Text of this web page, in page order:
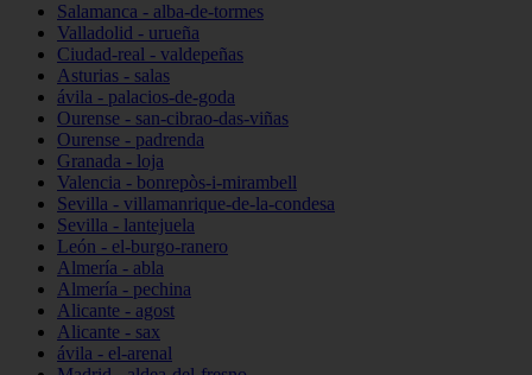
Salamanca - alba-de-tormes
Valladolid - urueña
Ciudad-real - valdepeñas
Asturias - salas
ávila - palacios-de-goda
Ourense - san-cibrao-das-viñas
Ourense - padrenda
Granada - loja
Valencia - bonrepòs-i-mirambell
Sevilla - villamanrique-de-la-condesa
Sevilla - lantejuela
León - el-burgo-ranero
Almería - abla
Almería - pechina
Alicante - agost
Alicante - sax
ávila - el-arenal